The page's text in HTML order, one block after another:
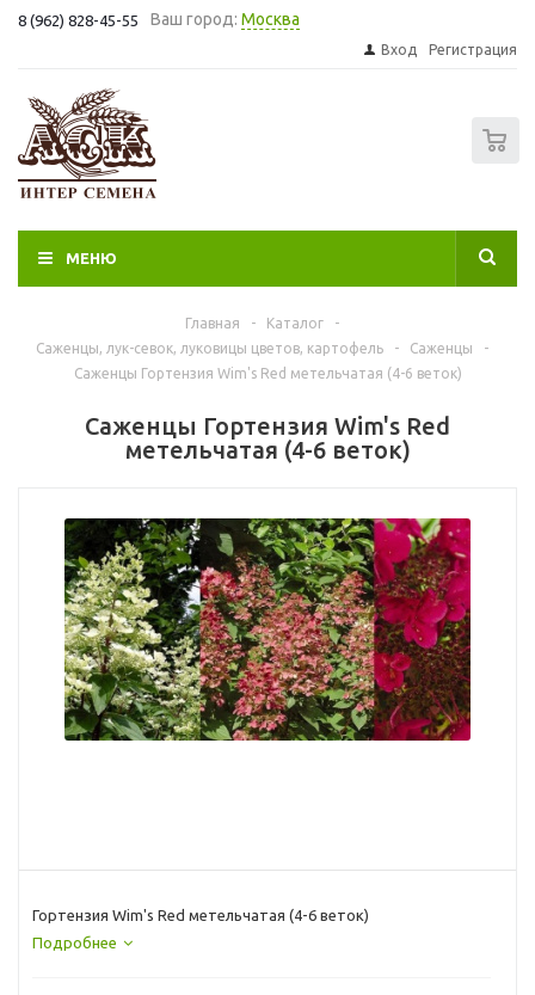
8 (962) 828-45-55 Ваш город: Москва
Вход Регистрация
МЕНЮ
Главная - Каталог
-
Саженцы, лук-севок, луковицы цветов, картофель
- Саженцы
-
Саженцы Гортензия Wim's Red метельчатая (4-6 веток)
Саженцы Гортензия Wim's Red
метельчатая (4-6 веток)
Гортензия Wim's Red метельчатая (4-6 веток)
Подробнее